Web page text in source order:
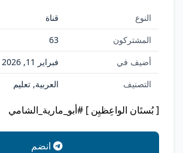
النوع
قناة
المشتركون
63
أضيف في
فبراير 11, 2026
التصنيف
العربية, تعليم
[ بُستَان الواعِظيِن ] #أبو_مارية_الشامي
انضم